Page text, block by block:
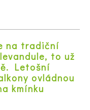
na tradiční
to už
Letošní
ovládnou
kmínku